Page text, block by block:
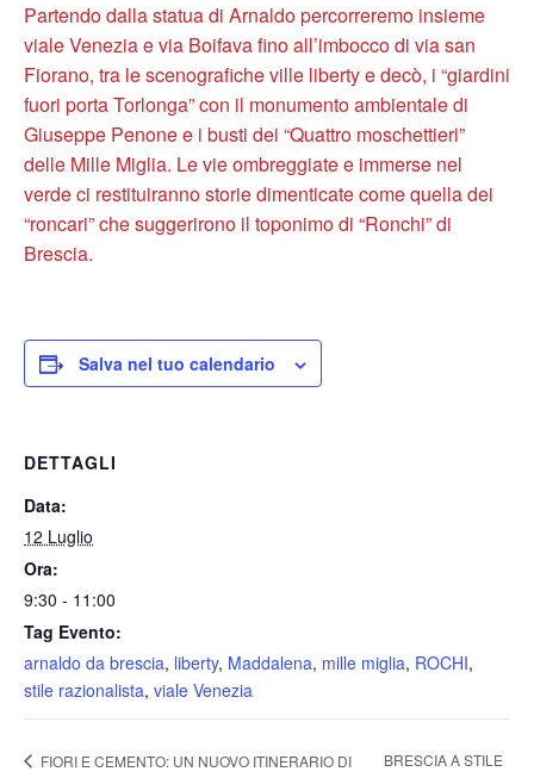
Partendo dalla statua di Arnaldo percorreremo insieme
viale Venezia e via Boifava fino all’imbocco di via san
Fiorano, tra le scenografiche ville liberty e decò, i “giardini
fuori porta Torlonga” con il monumento ambientale di
Giuseppe Penone e i busti dei “Quattro moschettieri”
delle Mille Miglia. Le vie ombreggiate e immerse nel
verde ci restituiranno storie dimenticate come quella dei
“roncari” che suggerirono il toponimo di “Ronchi” di
Brescia.
Salva nel tuo calendario
DETTAGLI
Data:
12 Luglio
Ora:
9:30 - 11:00
Tag Evento:
arnaldo da brescia, liberty, Maddalena, mille miglia, ROCHI,
stile razionalista, viale Venezia
FIORI E CEMENTO: UN NUOVO ITINERARIO DI BRESCIA A STILE